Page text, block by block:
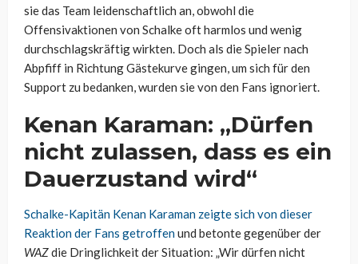
sie das Team leidenschaftlich an, obwohl die
Offensivaktionen von Schalke oft harmlos und wenig
durchschlagskräftig wirkten. Doch als die Spieler nach
Abpfiff in Richtung Gästekurve gingen, um sich für den
Support zu bedanken, wurden sie von den Fans ignoriert.
Kenan Karaman: „Dürfen
nicht zulassen, dass es ein
Dauerzustand wird“
Schalke-Kapitän Kenan Karaman zeigte sich von dieser
Reaktion der Fans getroffenund betonte gegenüber der
WAZdie Dringlichkeit der Situation: „Wir dürfen nicht